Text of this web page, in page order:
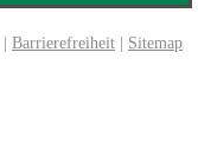
| Barrierefreiheit | Sitemap